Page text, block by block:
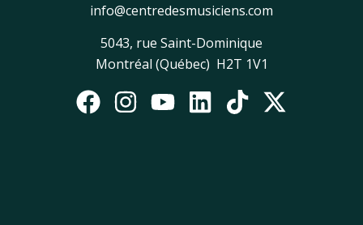
info@centredesmusiciens.com
5043, rue Saint-Dominique
Montréal (Québec) H2T 1V1